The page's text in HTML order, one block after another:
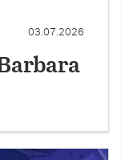
03.07.2026